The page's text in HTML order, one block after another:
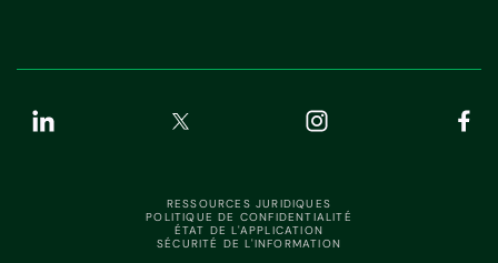
RESSOURCES JURIDIQUES
POLITIQUE DE CONFIDENTIALITÉ
ÉTAT DE L'APPLICATION
SÉCURITÉ DE L'INFORMATION